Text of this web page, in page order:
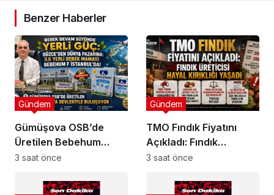
Benzer Haberler
Gümüşova OSB’de
Üretilen Bebehum
Dünya Devleriyle
Gündem
3 saat önce
TMO Fındık Fiyatını
Açıkladı: Fındık
Üreticisi Hayal Kırıklığı
Gündem
3 saat önce